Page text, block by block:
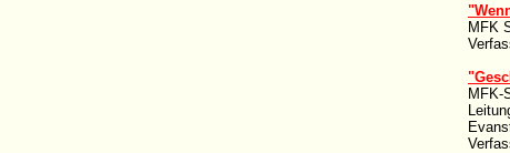
MFK
MFK-